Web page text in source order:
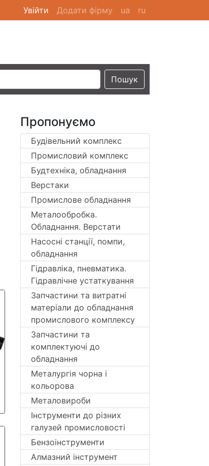
Увійти (current)
Додати фірму ua ru
Пошук
Пропонуємо
Будівельний комплекс
Промисловий комплекс
Будтехніка, обладнання
Верстаки
Промислове обладнання
Металообробка.
Обладнання. Верстати
Насосні станції, помпи,
обладнання
Гідравліка, пневматика.
Гідравлічне устаткування
Запчастини та витратні
матеріали до обладнання
промислового комплексу
Запчастини та
комплектуючі до
обладнання
Металургія чорна і
кольорова
Металовироби
Інструменти до різних
галузей промисловості
Бензоінструменти
Алмазний інструмент